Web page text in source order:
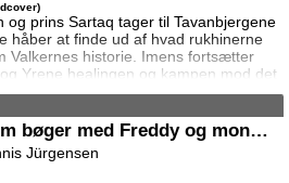
og prins Sartaq tager til Tavanbjergene
håber at finde ud af hvad rukhinerne
Valkernes historie. Imens fortsætter
Yrene healingen og kampen mod det
mørke som lurer inden i ham. Men
derhjemme.
De fem bøger med Freddy og monstrene
Jürgensen